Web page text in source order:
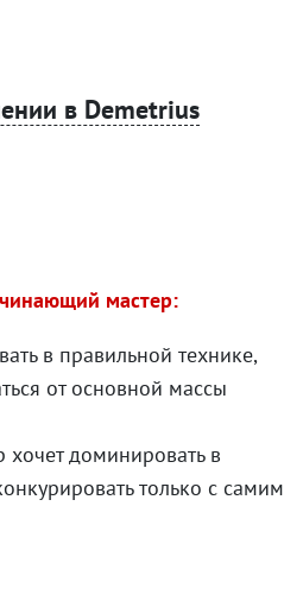
в Demetrius
мастер:
в правильной технике,
от основной массы
хочет доминировать в
только с самим